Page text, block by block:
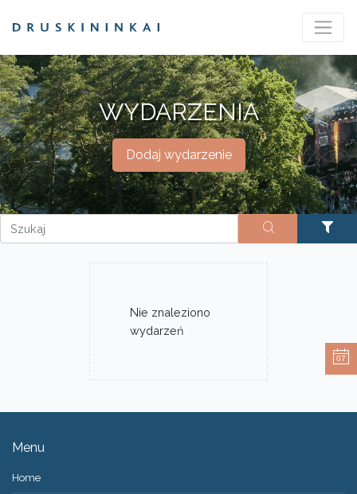
WYDARZENIA
Dodaj wydarzenie
Nie znaleziono
wydarzeń
Menu
Home
07